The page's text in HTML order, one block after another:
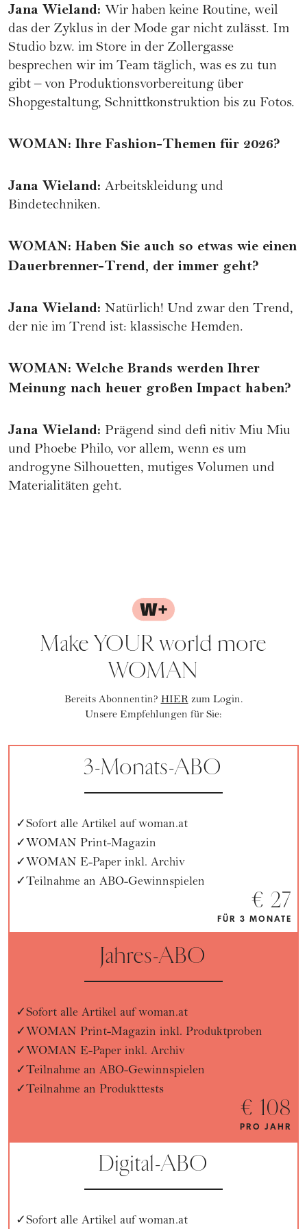
Jana Wieland: Wir haben keine Routine, weil
das der Zyklus in der Mode gar nicht zulässt. Im
Studio bzw. im Store in der Zollergasse
besprechen wir im Team täglich, was es zu tun
gibt – von Produktionsvorbereitung über
Shopgestaltung, Schnittkonstruktion bis zu Fotos.
WOMAN: Ihre Fashion-Themen für 2026?
Jana Wieland: Arbeitskleidung und
Bindetechniken.
WOMAN: Haben Sie auch so etwas wie einen
Dauerbrenner-Trend, der immer geht?
Jana Wieland: Natürlich! Und zwar den Trend,
der nie im Trend ist: klassische Hemden.
WOMAN: Welche Brands werden Ihrer
Meinung nach heuer großen Impact haben?
Jana Wieland: Prägend sind defi nitiv Miu Miu
und Phoebe Philo, vor allem, wenn es um
androgyne Silhouetten, mutiges Volumen und
Materialitäten geht.
Make YOUR world more
WOMAN
Bereits Abonnentin?HIERzum Login.
Unsere Empfehlungen für Sie:
3-Monats-ABO
Sofort alle Artikel auf woman.at
WOMAN Print-Magazin
WOMAN E-Paper inkl. Archiv
Teilnahme an ABO-Gewinnspielen
€ 27
FÜR 3 MONATE
Jahres-ABO
Sofort alle Artikel auf woman.at
WOMAN Print-Magazin inkl. Produktproben
WOMAN E-Paper inkl. Archiv
Teilnahme an ABO-Gewinnspielen
Teilnahme an Produkttests
€ 108
PRO JAHR
Digital-ABO
Sofort alle Artikel auf woman.at